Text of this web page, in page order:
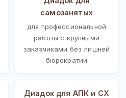
самозанятых
для профессиональной
работы с крупными
заказчиками без лишней
бюрократии
Диадок для АПК и СХ